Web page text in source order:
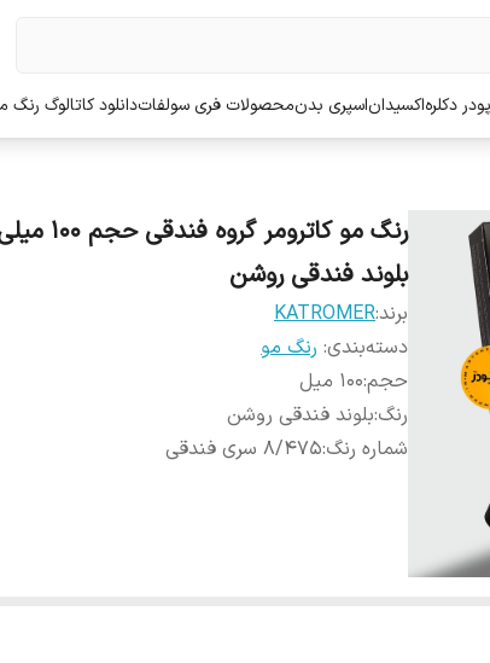
پودر دکلرهاکسیداناسپری بدنمحصولات فری سولفاتدانلود کاتالوگ رنگ
بلوند فندقی روشن
برند:KATROMER
دسته‌بندی: رنگ مو
حجم:100 میل
رنگ:بلوند فندقی روشن
شماره رنگ:8/475 سری فندقی